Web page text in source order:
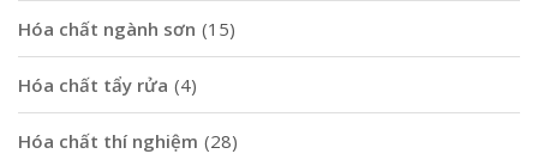
Hóa chất ngành sơn (15)
Hóa chất tẩy rửa (4)
Hóa chất thí nghiệm (28)